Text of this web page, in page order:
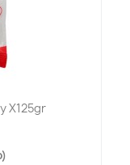
X125gr